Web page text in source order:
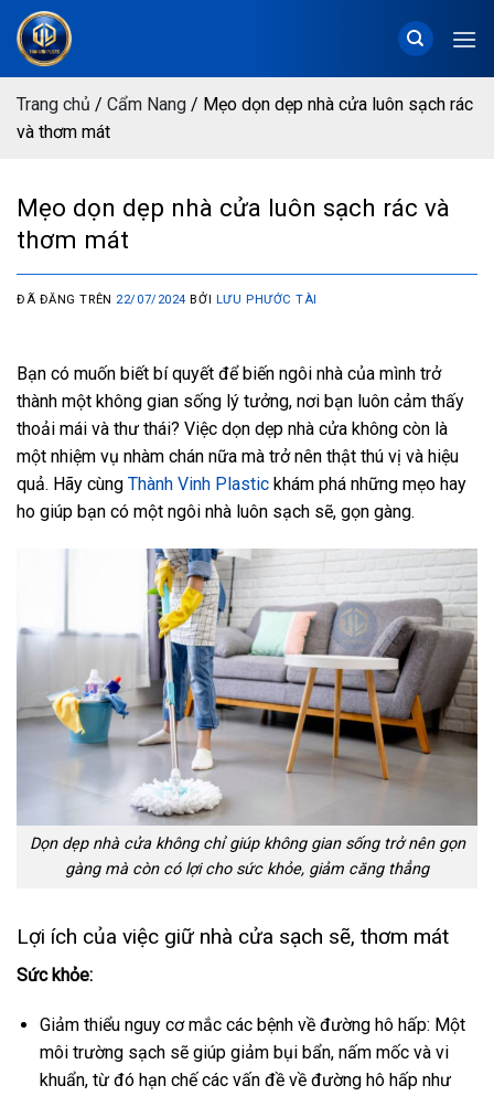
Chuyển
đến
dungTrang chủ / Cẩm Nang / Mẹo dọn dẹp nhà cửa luôn sạch rác
và thơm mát
Mẹo dọn dẹp nhà cửa luôn sạch rác và
thơm mát
ĐÃ ĐĂNG TRÊN 22/07/2024 BỞI LƯU PHƯỚC TÀI
Bạn có muốn biết bí quyết để biến ngôi nhà của mình trở
thành một không gian sống lý tưởng, nơi bạn luôn cảm thấy
thoải mái và thư thái? Việc dọn dẹp nhà cửa không còn là
một nhiệm vụ nhàm chán nữa mà trở nên thật thú vị và hiệu
quả. Hãy cùng Thành Vinh Plastic khám phá những mẹo hay
ho giúp bạn có một ngôi nhà luôn sạch sẽ, gọn gàng.
Dọn dẹp nhà cửa không chỉ giúp không gian sống trở nên gọn
gàng mà còn có lợi cho sức khỏe, giảm căng thẳng
Lợi ích của việc giữ nhà cửa sạch sẽ, thơm mát
Sức khỏe:
Giảm thiểu nguy cơ mắc các bệnh về đường hô hấp: Một
môi trường sạch sẽ giúp giảm bụi bẩn, nấm mốc và vi
khuẩn, từ đó hạn chế các vấn đề về đường hô hấp như